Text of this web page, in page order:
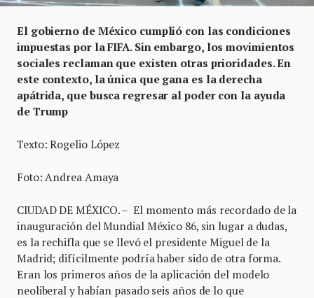
El gobierno de México cumplió con las condiciones
impuestas por la FIFA. Sin embargo, los movimientos
sociales reclaman que existen otras prioridades. En
este contexto, la única que gana es la derecha
apátrida, que busca regresar al poder con la ayuda
de Trump
Texto: Rogelio López
Foto: Andrea Amaya
CIUDAD DE MÉXICO. – El momento más recordado de la
inauguración del Mundial México 86, sin lugar a dudas,
es la rechifla que se llevó el presidente Miguel de la
Madrid; difícilmente podría haber sido de otra forma.
Eran los primeros años de la aplicación del modelo
neoliberal y habían pasado seis años de lo que